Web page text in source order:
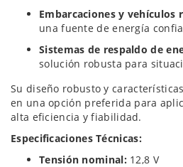
Embarcaciones y vehículos
una fuente de energía
Sistemas de respaldo de
solución robusta para
Su diseño robusto y
en una opción preferida para
alta eficiencia y fiabilidad.
Especificaciones Técnicas:
Tensión nominal: 12,8 V